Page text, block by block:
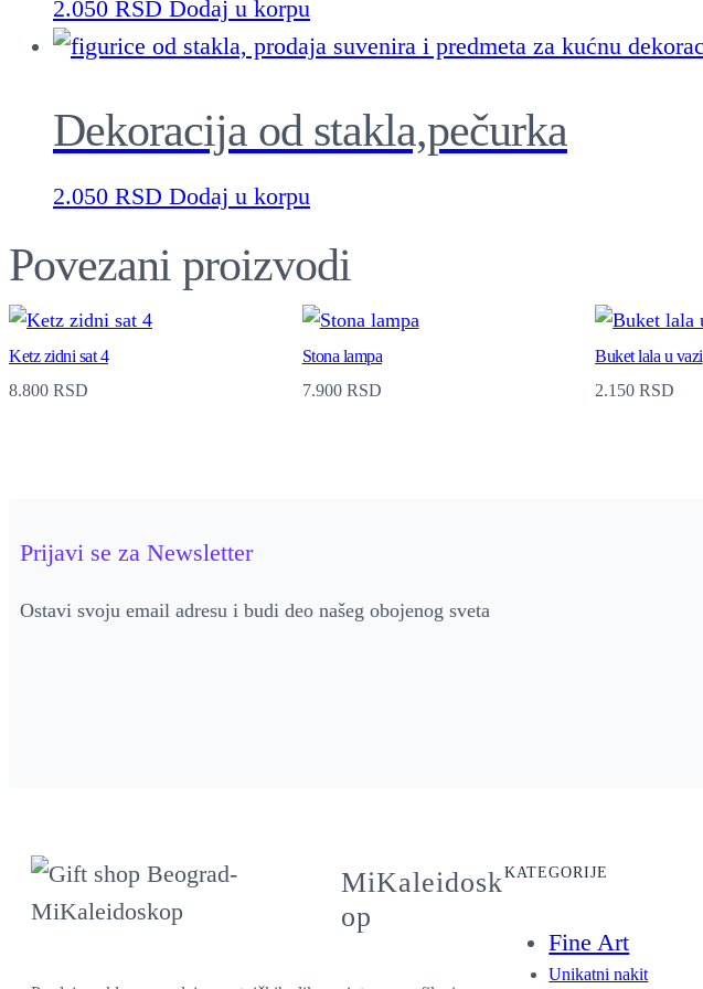
2.050 RSD Dodaj u korpu
Dekoracija od stakla,pečurka
2.050 RSD Dodaj u korpu
Povezani proizvodi
Ketz zidni sat 4
8.800 RSD
Stona lampa
7.900 RSD
Buket lala u vazi
2.150RSD
Prijavi se za Newsletter
Ostavi svoju email adresu i budi deo našeg obojenog sveta
MiKaleidosk
op
KATEGORIJE
Fine Art
Unikatni nakit